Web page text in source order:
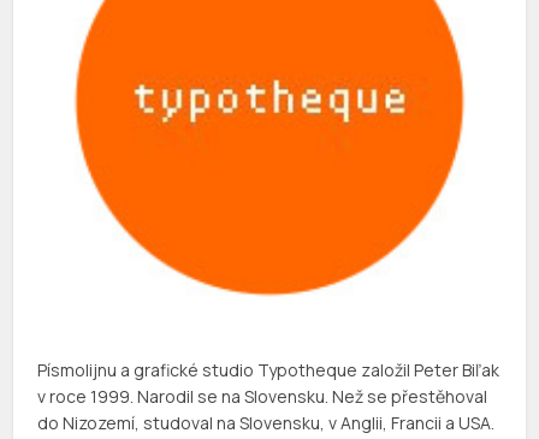
Písmolijnu a grafické studio Typotheque založil Peter Biľak
v roce 1999. Narodil se na Slovensku. Než se přestěhoval
do Nizozemí, studoval na Slovensku, v Anglii, Francii a USA.